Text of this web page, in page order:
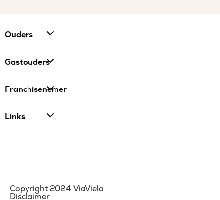
Ouders
Gastouders
Franchisenemer
Links
Copyright 2024 ViaViela
Disclaimer